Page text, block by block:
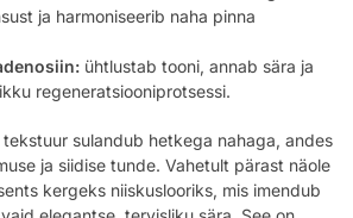
ja harmoniseerib naha pinna
ühtlustab tooni, annab sära ja
regeneratsiooniprotsessi.
tekstuur sulandub hetkega nahaga, andes
ja siidise tunde. Vahetult pärast näole
kergeks niiskuslooriks, mis imendub